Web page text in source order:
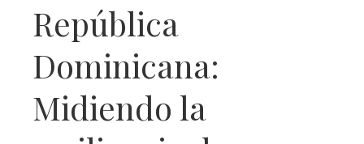
República
Dominicana:
Midiendo la